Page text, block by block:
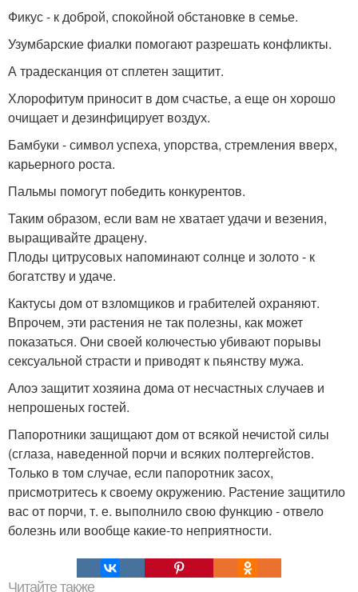
Фикус - к доброй, спокойной обстановке в семье.
Узумбарские фиалки помогают разрешать конфликты.
А традесканция от сплетен защитит.
Хлорофитум приносит в дом счастье, а еще он хорошо
очищает и дезинфицирует воздух.
Бамбуки - символ успеха, упорства, стремления вверх,
карьерного роста.
Пальмы помогут победить конкурентов.
Таким образом, если вам не хватает удачи и везения,
выращивайте драцену.
Плоды цитрусовых напоминают солнце и золото - к
богатству и удаче.
Кактусы дом от взломщиков и грабителей охраняют.
Впрочем, эти растения не так полезны, как может
показаться. Они своей колючестью убивают порывы
сексуальной страсти и приводят к пьянству мужа.
Алоэ защитит хозяина дома от несчастных случаев и
непрошеных гостей.
Папоротники защищают дом от всякой нечистой силы
(сглаза, наведенной порчи и всяких полтергейстов.
Только в том случае, если папоротник засох,
присмотритесь к своему окружению. Растение защитило
вас от порчи, т. е. выполнило свою функцию - отвело
болезнь или вообще какие-то неприятности.
Читайте также